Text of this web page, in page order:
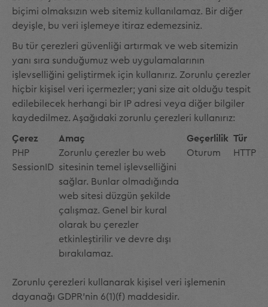
biçimi olmaksızın web sitemiz kullanılamaz. Bir diğer
deyişle, bu veri işlemeye itiraz edemezsiniz.
Bu tür çerezleri güvenliği artırmak ve web sitemizin
yanı sıra sunduğumuz web uygulamalarının
işlevselliğini geliştirmek için kullanırız. Zorunlu çerezler
hiçbir kişisel veri içermezler; yani size ait olduğu tespit
edilebilecek herhangi bir IP adresi veya diğer bilgiler
kaydedilmez. Aşağıdaki zorunlu çerezleri kullanırız:
Çerez Amaç Geçerlilik Tür
PHP
SessionID
Zorunlu çerezler bu web
sitesinin temel işlevselliğini
sağlar. Bunlar olmadığında
web sitesi düzgün şekilde
çalışmaz. Genel bir kural
olarak bu çerezler
etkinleştirilir ve devre dışı
bırakılamaz.
Oturum HTTP
Zorunlu çerezleri kullanarak kişisel veri işlemenin
dayanağı GDPR'nin 6(1)(f) maddesidir.